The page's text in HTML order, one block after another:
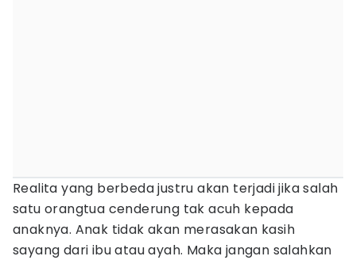
Realita yang berbeda justru akan terjadi jika salah
satu orangtua cenderung tak acuh kepada
anaknya. Anak tidak akan merasakan kasih
sayang dari ibu atau ayah. Maka jangan salahkan